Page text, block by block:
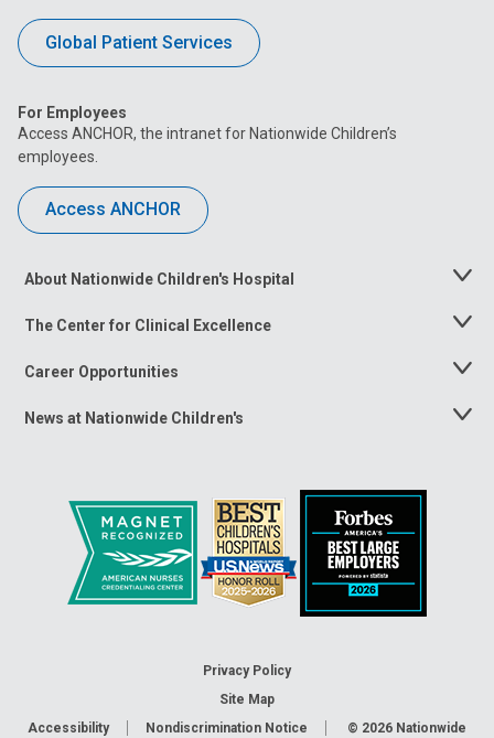
Global Patient Services
For Employees
Access ANCHOR, the intranet for Nationwide Children’s
employees.
Access ANCHOR
About Nationwide Children's Hospital
Toggle
The Center for Clinical Excellence
Toggle
Career Opportunities
Toggle
News at Nationwide Children's
Toggle
Privacy Policy
Site Map
Accessibility
Nondiscrimination Notice © 2026 Nationwide